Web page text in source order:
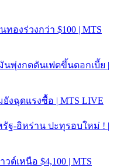
องร่วงกว่า $100 | MTS
พุ่งกดดันเฟดขึ้นดอกเบี้ย |
งฉุดแรงซื้อ | MTS LIVE
รัฐ-อิหร่าน ปะทุรอบใหม่ ! |
ด์เหนือ $4,100 | MTS